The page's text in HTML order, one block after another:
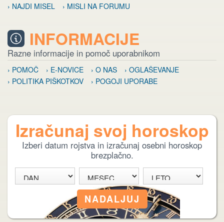
› NAJDI MISEL
› MISLI NA FORUMU
INFORMACIJE
Razne informacije in pomoč uporabnikom
› POMOČ › E-NOVICE › O NAS
› OGLAŠEVANJE
› POLITIKA PIŠKOTKOV
› POGOJI UPORABE
Izračunaj svoj horoskop
Izberi datum rojstva in izračunaj osebni horoskop
brezplačno.